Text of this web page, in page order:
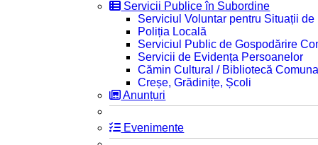
Servicii Publice în Subordine
Serviciul Voluntar pentru Situații de
Poliția Locală
Serviciul Public de Gospodărire
Servicii de Evidența Persoanelor
Cămin Cultural / Bibliotecă
Creșe, Grădinițe, Școli
Anunțuri
Evenimente